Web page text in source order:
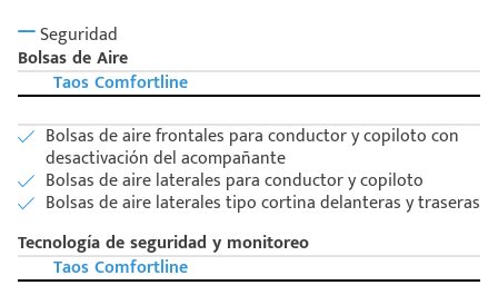
Seguridad
Bolsas de Aire
Taos Comfortline
Bolsas de aire frontales para conductor y copiloto con
desactivación del acompañante
Bolsas de aire laterales para conductor y copiloto
Bolsas de aire laterales tipo cortina delanteras y traseras
Tecnología de seguridad y monitoreo
Taos Comfortline